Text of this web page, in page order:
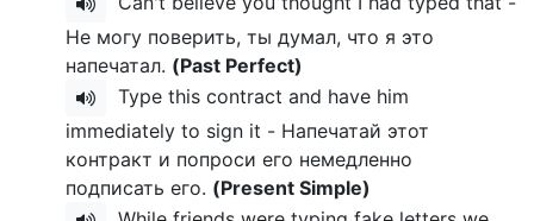
Не могу поверить, ты думал, что я это
напечатал. (Past Perfect)
Type this contract and have him
immediately to sign it - Напечатай этот
контракт и попроси его немедленно
подписать его. (Present Simple)